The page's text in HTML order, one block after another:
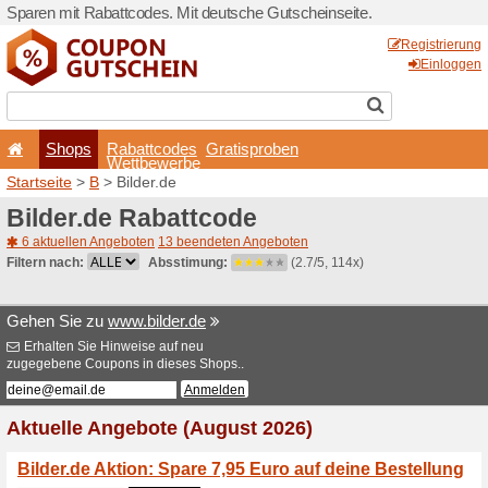
Sparen mit Rabattcodes.
Shops
Startseite>B> Bilder.de